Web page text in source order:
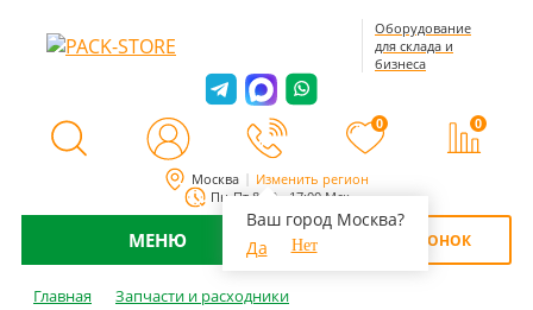
Москва Изменить регион
Ваш город Москва?
Да
Нет
Пн-Пт 8:00 - 17:00 Мск
Оборудование
для склада и
бизнеса
0 0
МЕНЮ ОБРАТНЫЙ ЗВОНОК
Главная
Запчасти и расходники